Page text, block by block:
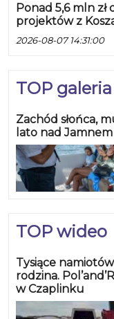
Ponad 5,6 mln
projektów z
2026-08-07 14:31:00
TOP galeria
Zachód słońca,
lato nad Jamnem
TOP wideo
Tysiące
rodzina.
w Czaplinku